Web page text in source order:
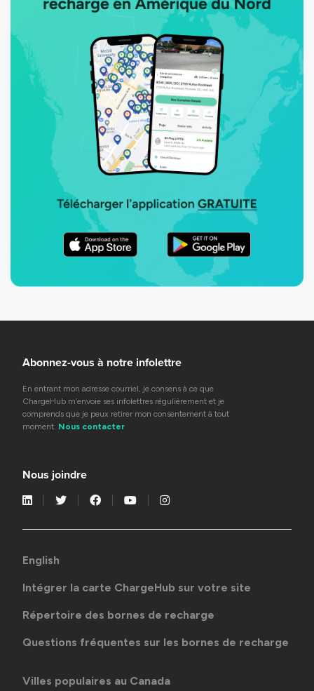
Abonnez-vous à notre infolettre
En entrant mon adresse courriel, je consens à ce que
ChargeHub m’envoie ses infolettres régulièrement et je
comprends que je peux retirer mon consentement à tout
moment. Nous contacter
Nous joindre
English
Intégrer la carte ChargeHub sur votre site
Répertoire des bornes de recharge
Questions fréquentes sur les bornes de recharge
Villes populaires au Canada